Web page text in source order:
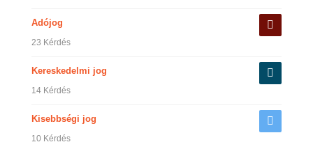
Adójog
23 Kérdés
Kereskedelmi jog
14 Kérdés
Kisebbségi jog
10 Kérdés